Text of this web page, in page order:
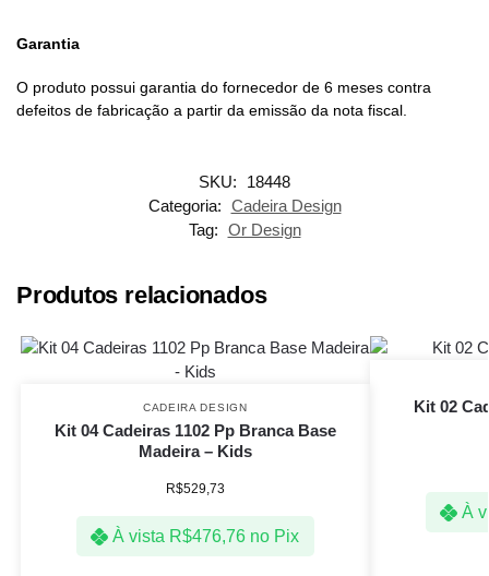
Garantia
O produto possui garantia do fornecedor de 6 meses contra
defeitos de fabricação a partir da emissão da nota fiscal.
SKU:
18448
Categoria: Cadeira Design
Tag: Or Design
Produtos relacionados
CADEIRA DESIGN
Kit 04 Cadeiras 1102 Pp Branca Base
Madeira – Kids
R$529,73
À vista R$476,76 no Pix
Kit 02
À